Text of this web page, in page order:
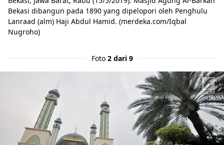
Bekasi dibangun pada 1890 yang dipelopori oleh Penghulu
Lanraad (alm) Haji Abdul Hamid. (merdeka.com/Iqbal
Nugroho)
Foto 2 dari 9